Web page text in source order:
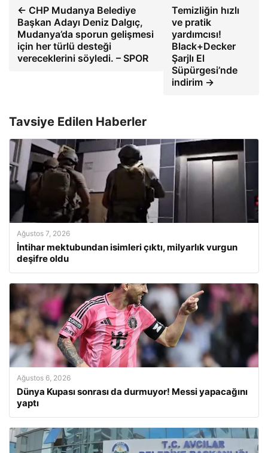
← CHP Mudanya Belediye
Başkan Adayı Deniz Dalgıç,
Mudanya’da sporun gelişmesi
için her türlü desteği
vereceklerini söyledi. – SPOR
Temizliğin hızlı
ve pratik
yardımcısı!
Black+Decker
Şarjlı El
Süpürgesi’nde
indirim →
Tavsiye Edilen Haberler
Ağustos 7, 2026
İntihar mektubundan isimleri çıktı, milyarlık vurgun
deşifre oldu
Ağustos 6, 2026
Dünya Kupası sonrası da durmuyor! Messi yapacağını
yaptı